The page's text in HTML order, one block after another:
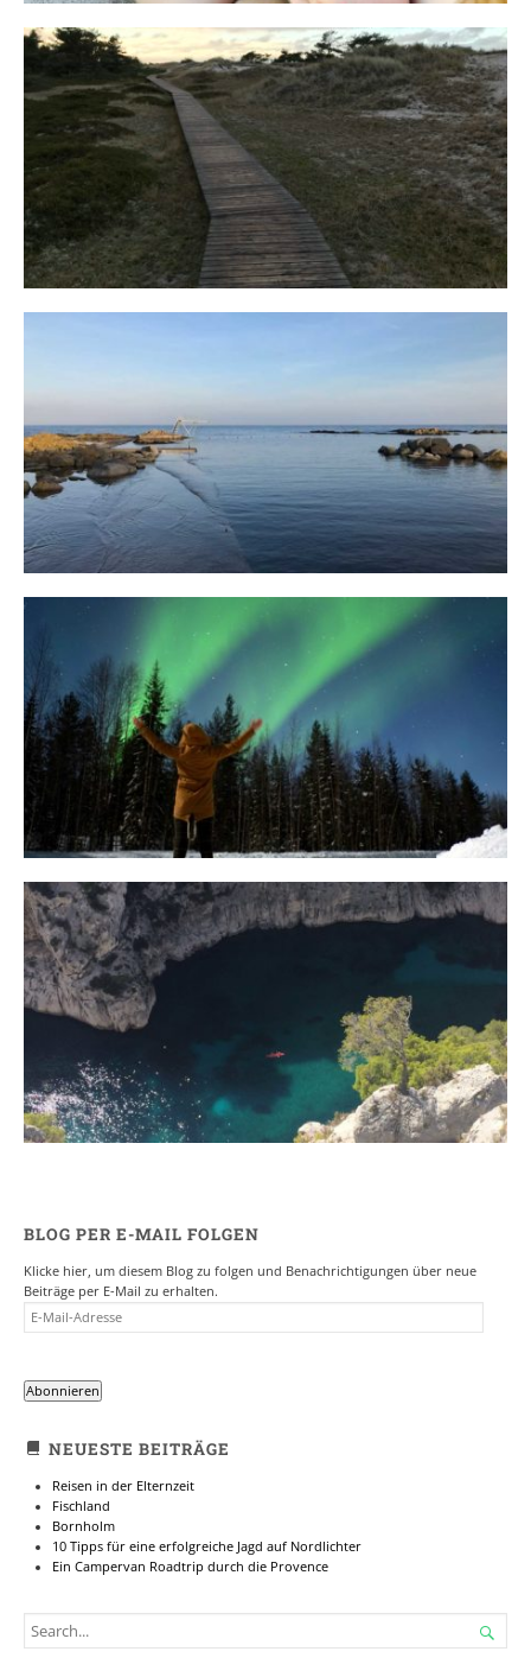
Fischland
12. FEBRUAR 2019
Bornholm
29. OKTOBER 2018
10 Tipps für eine erfolgreiche Jagd
auf Nordlichter
31. JANUAR 2018
Ein Campervan Roadtrip durch die
BLOG PER E-MAIL FOLGEN
Klicke hier, um diesem Blog zu folgen und Benachrichtigungen über neue
Beiträge per E-Mail zu erhalten.
E-
MAIL-
Abonnieren
NEUESTE BEITRÄGE
Reisen in der Elternzeit
Fischland
Bornholm
10 Tipps für eine erfolgreiche Jagd auf Nordlichter
Ein Campervan Roadtrip durch die Provence
SEARCH
FOR...
